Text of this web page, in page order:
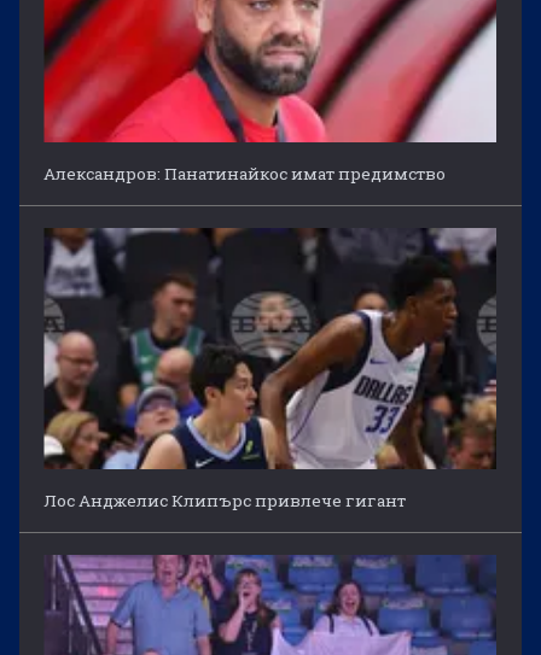
Александров: Панатинайкос имат предимство
Лос Анджелис Клипърс привлече гигант